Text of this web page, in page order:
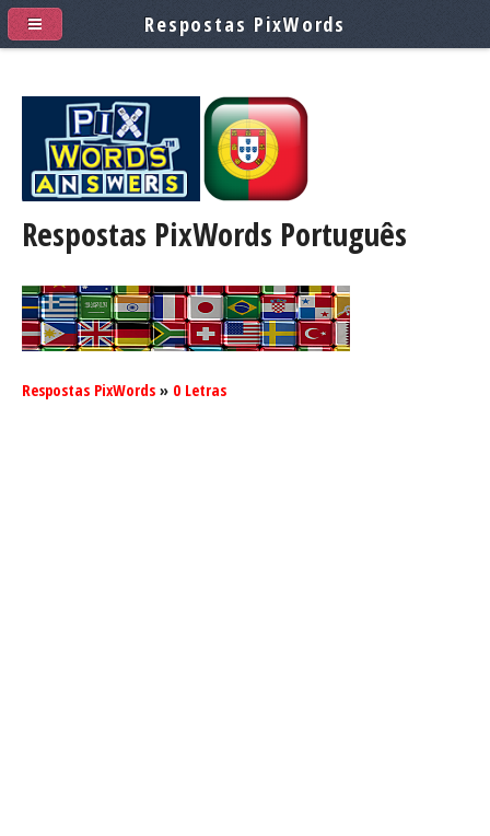
Respostas PixWords Português
Respostas PixWords » 0 Letras
Respostas PixWords